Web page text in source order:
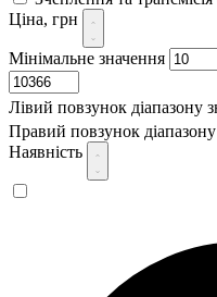
Ціна, грн
Мінімальне значення
Лівий повзунок діапазону
Правий повзунок
Наявність